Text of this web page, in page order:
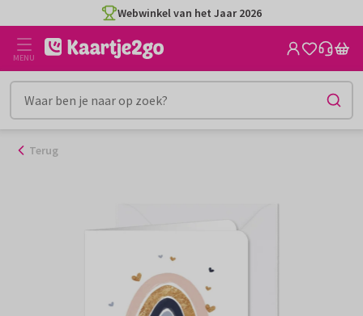
naar
inhoud
Webwinkel van het Jaar 2026
MENU
Terug